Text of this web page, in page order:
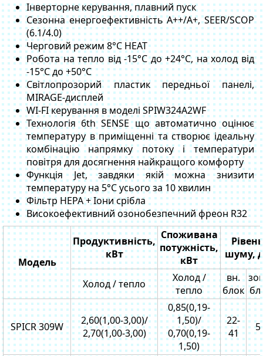
Інверторне керування, плавний пуск
Сезонна енергоефективність A++/A+, SEER/SCOP
(6.1/4.0)
Черговий режим 8°C HEAT
Робота на тепло від -15°C до +24°C, на холод від
-15°C до +50°C
Світлопрозорий пластик передньої панелі,
MIRAGE-дисплей
WI-FI керування в моделі SPIW324A2WF
Технологія 6th SENSE що автоматично оцінює
температуру в приміщенні та створює ідеальну
комбінацію напрямку потоку і температури
повітря для досягнення найкращого комфорту
Функція Jet, завдяки якій можна знизити
температуру на 5°C усього за 10 хвилин
Фільтр НЕРА + Іони срібла
Високоефективний озонобезпечний фреон R32
Модель
Продуктивність,
кВт
Споживана
потужність,
кВт
Рівень
шуму,
Холод / тепло
Холод /
тепло
вн.
блок
SPICR 309W
2,60(1,00-3,00)/
2,70(1,00-3,00)
0,85(0,19-
1,50)/
0,70(0,19-
1,50)
22-
41